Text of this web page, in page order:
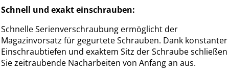
Schnell und exakt einschrauben:
Schnelle Serienverschraubung ermöglicht der
Magazinvorsatz für gegurtete Schrauben. Dank konstanter
Einschraubtiefen und exaktem Sitz der Schraube schließen
Sie zeitraubende Nacharbeiten von Anfang an aus.